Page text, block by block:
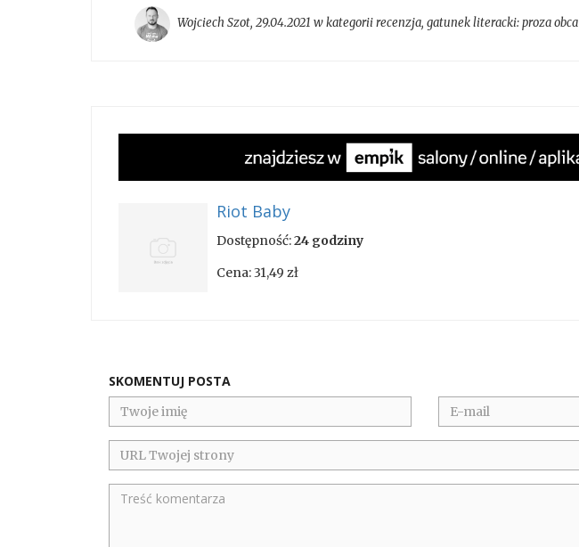
Wojciech Szot, 29.04.2021 w kategoriirecenzja, gatunek literacki:proza obca
Riot Baby
Dostępność:24 godziny
Cena:31,49 zł
SKOMENTUJ POSTA